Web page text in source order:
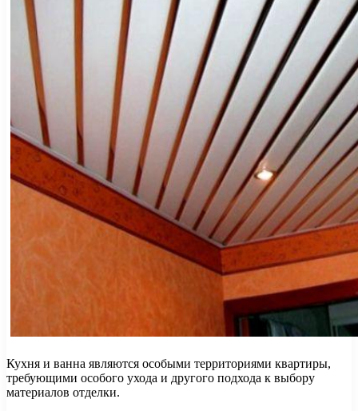
Кухня и ванна являются особыми территориями квартиры,
требующими особого ухода и другого подхода к выбору
материалов отделки.